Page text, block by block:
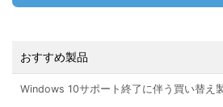
おすすめ製品
Windows 10サポート終了に伴う買い替え